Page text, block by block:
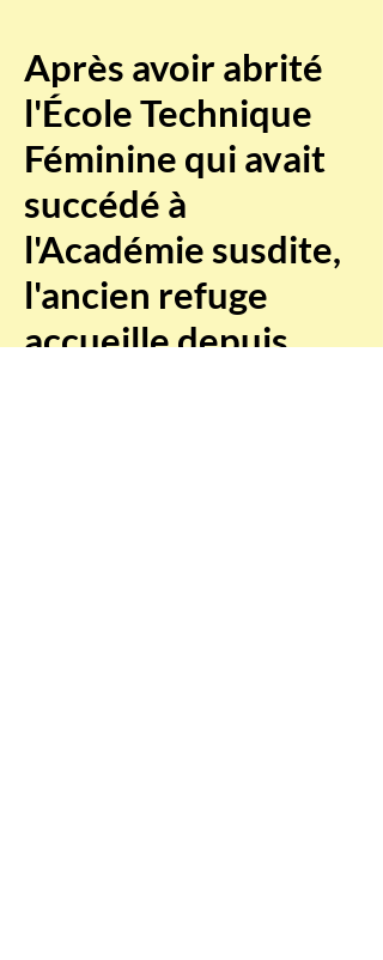
Après avoir abrité
l'École Technique
Féminine qui avait
succédé à
l'Académie susdite,
l'ancien refuge
accueille depuis